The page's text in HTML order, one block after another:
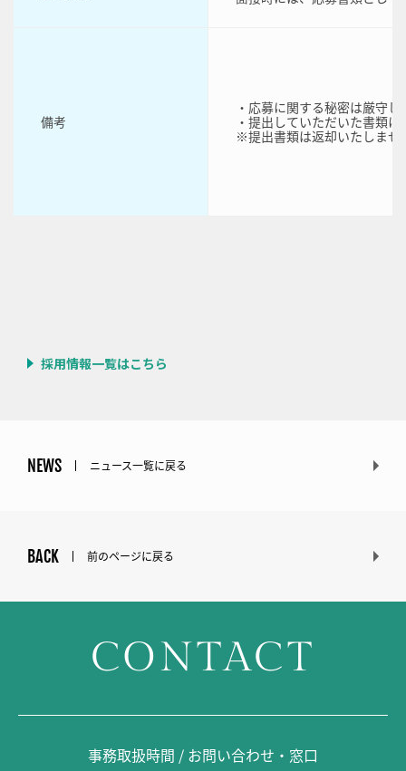
備考
・応募に関する秘密は厳守し
・提出していただいた書類
※提出書類は返却いたしませ
採用情報一覧はこちら
NEWS ニュース一覧に戻る
BACK 前のページに戻る
CONTACT
事務取扱時間 / お問い合わせ・窓口